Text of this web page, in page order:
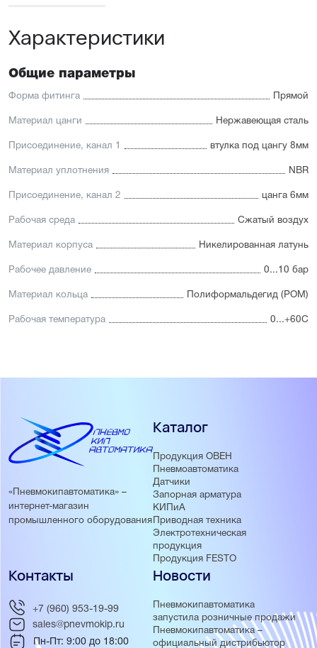
Характеристики
Общие параметры
Форма фитинга Прямой
Материал цанги Нержавеющая сталь
Присоединение, канал 1 втулка под цангу 8мм
Материал уплотнения NBR
Присоединение, канал 2 цанга 6мм
Рабочая среда Сжатый воздух
Материал корпуса Никелированная латунь
Рабочее давление 0...10 бар
Материал кольца Полиформальдегид (POM)
Рабочая температура 0...+60С
«Пневмокипавтоматика» –
интернет-магазин
промышленного оборудования
Каталог
Продукция ОВЕН
Пневмоавтоматика
Датчики
Запорная арматура
КИПиА
Приводная техника
Электротехническая
продукция
Продукция FESTO
Новости
Пневмокипавтоматика
запустила розничные продажи
Пневмокипавтоматика –
официальный дистрибьютор
Контакты
+7 (960) 953-19-99
sales@pnevmokip.ru
Пн-Пт: 9:00 до 18:00